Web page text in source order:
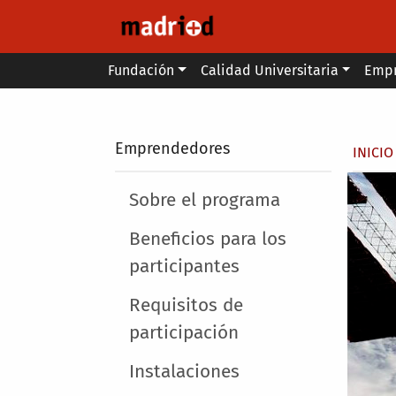
Main menu
Fundación Calidad Universitaria
Emprendedores INICIO
Main menu
Sobre el programa
Beneficios para los
participantes
Requisitos de
participación
Instalaciones